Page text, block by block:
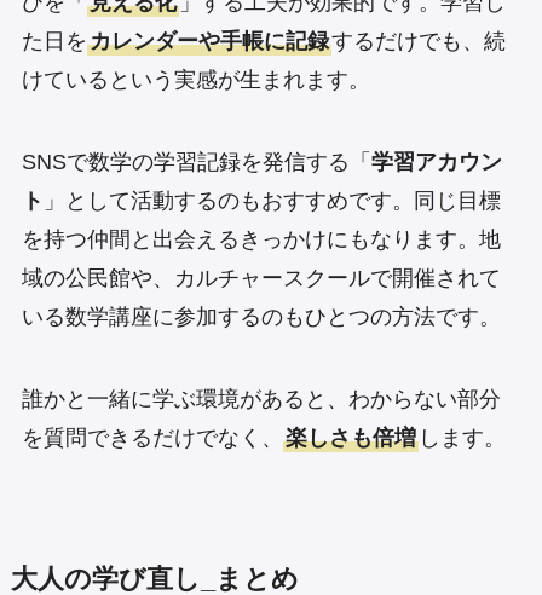
た日をカレンダーや手帳に記録するだけでも、続
けているという実感が生まれます。
SNSで数学の学習記録を発信する「 学習アカウン
ト 」として活動するのもおすすめです。同じ目標
を持つ仲間と出会えるきっかけにもなります。地
域の公民館や、カルチャースクールで開催されて
いる数学講座に参加するのもひとつの方法です。
誰かと一緒に学ぶ環境があると、わからない部分
を質問できるだけでなく、 楽しさも倍増します。
大人の学び直し_まとめ